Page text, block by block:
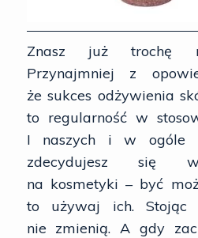
Znasz już trochę
Przynajmniej z
że sukces odżywienia
to regularność w
I naszych i w ogóle
zdecydujesz się
na kosmetyki – być
to używaj ich. Stojąc
nie zmienią. A gdy